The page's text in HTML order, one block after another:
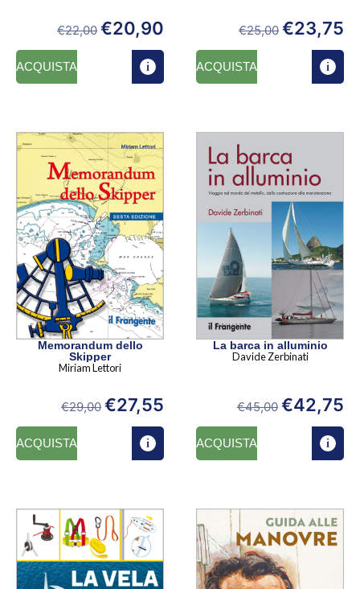
€22,00 €20,90
ACQUISTA
€25,00 €23,75
ACQUISTA
Memorandum dello
Skipper
Miriam Lettori
€29,00 €27,55
ACQUISTA
La barca in alluminio
Davide Zerbinati
€45,00 €42,75
ACQUISTA